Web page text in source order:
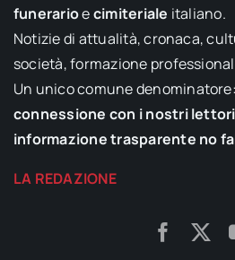
funerarioecimiteriale italiano.
Notizie di attualità, cronaca,
società, formazione
Un unico comune
connessione con i nostri
informazione trasparente no
LA REDAZIONE